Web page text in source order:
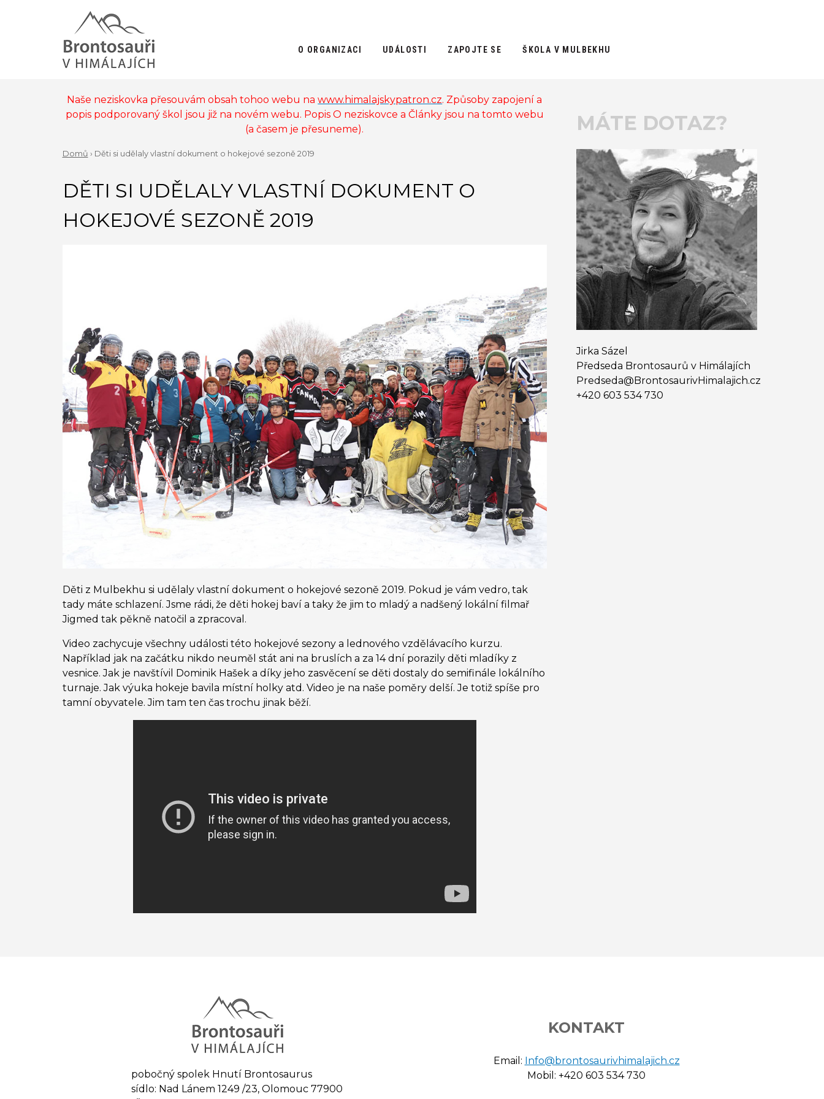
Naše neziskovka přesouvám obsah tohoo webu nawww.himalajskypatron.cz. Způsoby zapojení a
popis podporovaný škol jsou již na novém webu. Popis O neziskovce a Články jsou na tomto webu
(a časem je přesuneme).
ARE
HERE
Domů › Děti si udělaly vlastní dokument o hokejové sezoně 2019
to
top
DĚTI SI UDĚLALY VLASTNÍ DOKUMENT O
HOKEJOVÉ SEZONĚ 2019
Děti z Mulbekhu si udělaly vlastní dokument o hokejové sezoně 2019. Pokud je vám vedro, tak
tady máte schlazení. Jsme rádi, že děti hokej baví a taky že jim to mladý a nadšený lokální filmař
Jigmed tak pěkně natočil a zpracoval.
Video zachycuje všechny události této hokejové sezony a lednového vzdělávacího kurzu.
Například jak na začátku nikdo neuměl stát ani na bruslích a za 14 dní porazily děti mladíky z
vesnice. Jak je navštívil Dominik Hašek a díky jeho zasvěcení se děti dostaly do semifinále lokálního
turnaje. Jak výuka hokeje bavila místní holky atd. Video je na naše poměry delší. Je totiž spíše pro
tamní obyvatele. Jim tam ten čas trochu jinak běží.
Back
to
MAIN
O ORGANIZACI UDÁLOSTI ZAPOJTE SE ŠKOLA V MULBEKHU
MÁTE DOTAZ?
Jirka Sázel
Předseda Brontosaurů v Himálajích
Predseda@​BrontosaurivHimalajich.cz
+420 603 534 730
pobočný spolek Hnutí Brontosaurus
sídlo: Nad Lánem 1249 /23, Olomouc 77900
KONTAKT
Email: Info@brontosaurivhimalajich.cz
Mobil: +420 603 534 730